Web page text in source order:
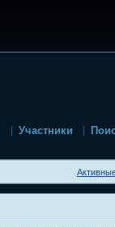
Участники